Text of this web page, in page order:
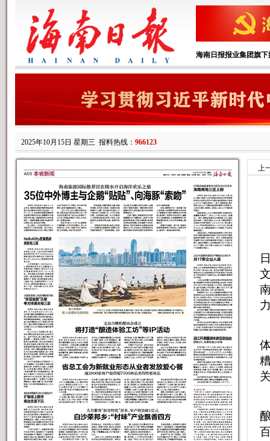
海南日报报业集团旗下
2025年10月15日 星期三 报料热线： 966123
上